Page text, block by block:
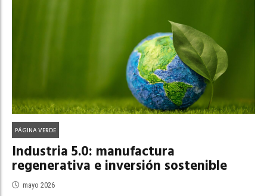
PÁGINA VERDE
Industria 5.0: manufactura
regenerativa e inversión sostenible
mayo 2026